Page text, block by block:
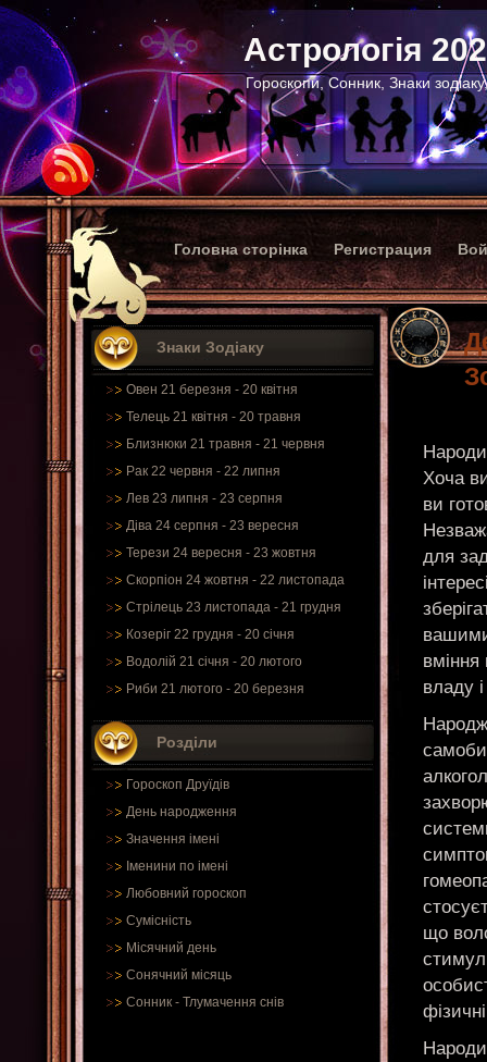
Астрологія
Гороскопи, Сонник, Знаки
Головна сторінка Регистрация
Знаки Зодіаку
Овен 21 березня - 20 квітня
Телець 21 квітня - 20 травня
Близнюки 21 травня - 21 червня
Рак 22 червня - 22 липня
Лев 23 липня - 23 серпня
Діва 24 серпня - 23 вересня
Терези 24 вересня - 23 жовтня
Скорпіон 24 жовтня - 22 листопада
Стрілець 23 листопада - 21 грудня
Козеріг 22 грудня - 20 січня
Водолій 21 січня - 20 лютого
Риби 21 лютого - 20 березня
Розділи
Гороскоп Друїдів
День народження
Значення імені
Іменини по імені
Любовний гороскоп
Сумісність
Місячний день
Сонячний місяць
Сонник - Тлумачення снів
Хоча
ви
для
владу
що